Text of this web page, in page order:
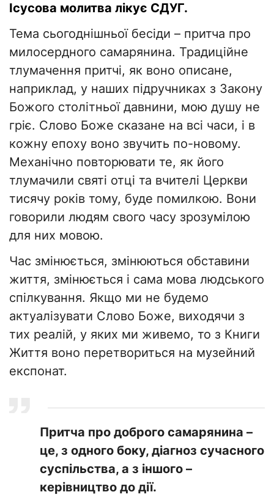
Ісусова молитва лікує СДУГ.
Тема сьогоднішньої бесіди – притча про
милосердного самарянина. Традиційне
тлумачення притчі, як воно описане,
наприклад, у наших підручниках з Закону
Божого столітньої давнини, мою душу не
гріє. Слово Боже сказане на всі часи, і в
кожну епоху воно звучить по-новому.
Механічно повторювати те, як його
тлумачили святі отці та вчителі Церкви
тисячу років тому, буде помилкою. Вони
говорили людям свого часу зрозумілою
для них мовою.
Час змінюється, змінюються обставини
життя, змінюється і сама мова людського
спілкування. Якщо ми не будемо
актуалізувати Слово Боже, виходячи з
тих реалій, у яких ми живемо, то з Книги
Життя воно перетвориться на музейний
експонат.
Притча про доброго самарянина –
це, з одного боку, діагноз сучасного
суспільства, а з іншого –
керівництво до дії.